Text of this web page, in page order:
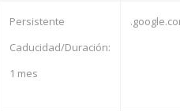
Persistente
Caducidad/Duración:
1 mes